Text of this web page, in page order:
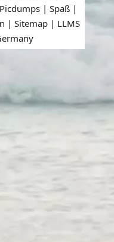
| Spaß |
| Sitemap | LLMS